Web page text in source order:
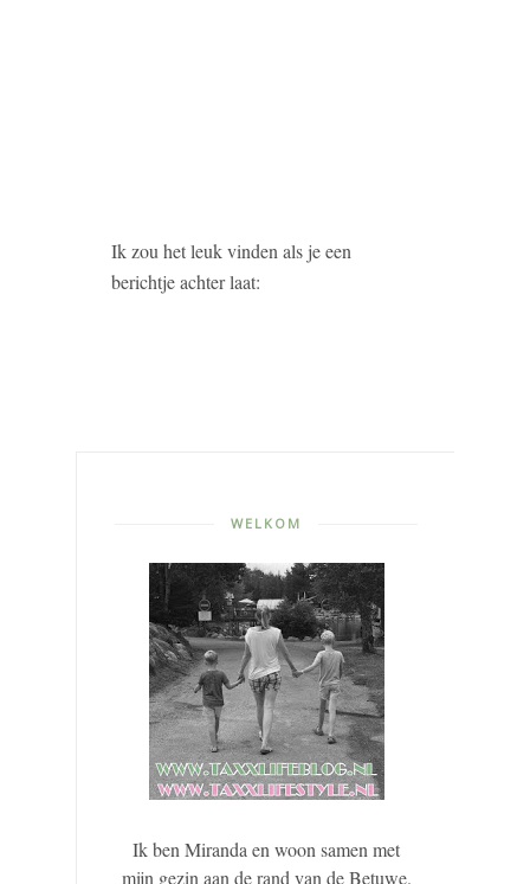
Ik zou het leuk vinden als je een
berichtje achter laat:
WELKOM
Ik ben Miranda en woon samen met
mijn gezin aan de rand van de Betuwe.